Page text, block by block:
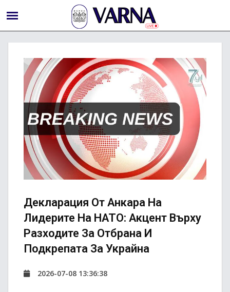
Декларация От Анкара На
Лидерите На НАТО: Акцент Върху
Разходите За Отбрана И
Подкрепата За Украйна
2026-07-08 13:36:38